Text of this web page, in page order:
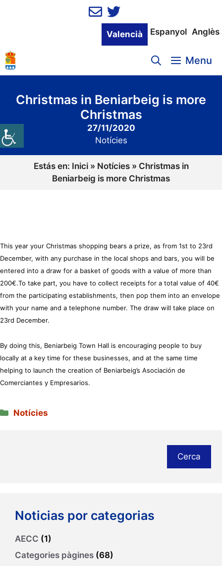
Valencià Espanyol Anglès
Menu
Christmas in Beniarbeig is more
Christmas
27/11/2020
Notícies
Estás en: Inici» Notícies» Christmas in
Beniarbeig is more Christmas
This year your Christmas shopping bears a prize, as from 1st to 23rd
December, with any purchase in the local shops and bars, you will be
entered into a draw for a basket of goods with a value of more than
200€.To take part, you have to collect receipts for a total value of 40€
from the participating establishments, then pop them into an envelope
with your name and a telephone number. The draw will take place on
23rd December.
By doing this, Beniarbeig Town Hall is encouraging people to buy
locally at a key time for these businesses, and at the same time
helping to launch the creation of Beniarbeig’s Asociación de
Comerciantes y Empresarios.
Categories
Notícies
Cerca
Noticias por categorias
AECC (1)
Categories pàgines (68)